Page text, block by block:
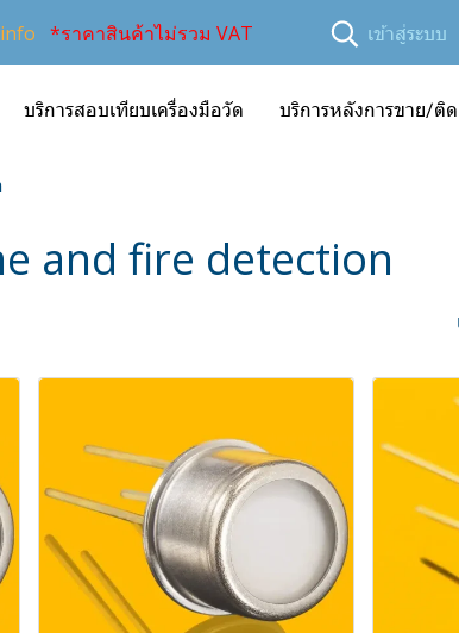
*ราคาสินค้าไม่รวม VAT เข้าสู่ระบบ
บริการสอบเทียบเครื่องมือวัด บริการหลังการขาย/ติ
and fire detection